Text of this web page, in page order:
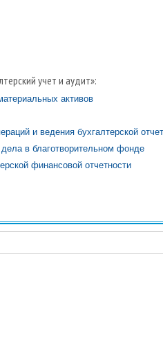
учет и аудит»:
активов
и ведения бухгалтерской
дела в благотворительном фонде
финансовой отчетности